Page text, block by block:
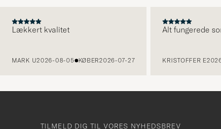
Lækkert kvalitet
MARK U2026-08-05 KØBER2026-07-27
Alt fungerede
KRISTOFFER E
TILMELD DIG TIL VORES NYHEDSBREV